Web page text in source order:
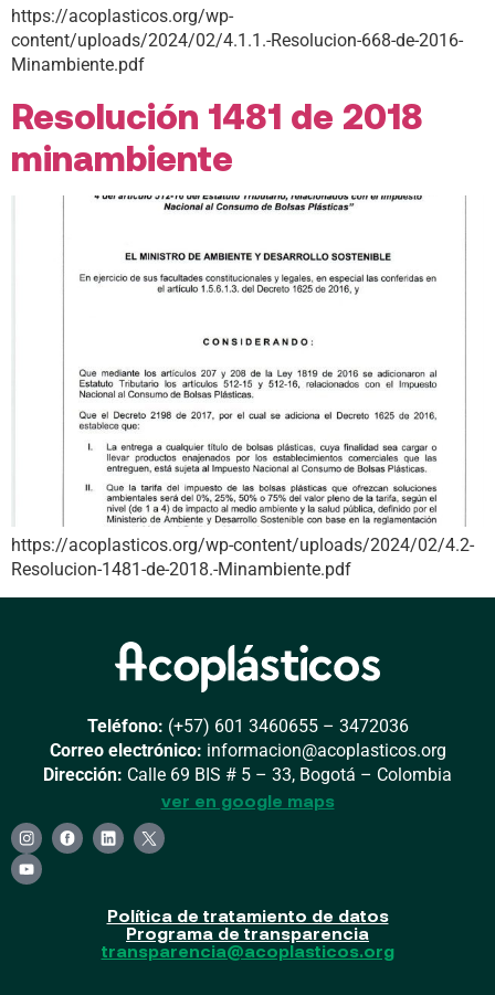
https://acoplasticos.org/wp-
content/uploads/2024/02/4.1.1.-Resolucion-668-de-2016-
Minambiente.pdf
Resolución 1481 de 2018
minambiente
https://acoplasticos.org/wp-content/uploads/2024/02/4.2-
Resolucion-1481-de-2018.-Minambiente.pdf
Teléfono: (+57) 601 3460655 – 3472036
Correo electrónico: informacion@acoplasticos.org
Dirección: Calle 69 BIS # 5 – 33, Bogotá – Colombia
ver en google maps
Política de tratamiento de datos
Programa de transparencia
transparencia@acoplasticos.org